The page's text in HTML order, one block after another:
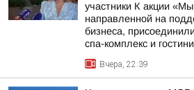
участники К акции
направленной на
бизнеса,
спа-комплекс и
Вчера, 22:39